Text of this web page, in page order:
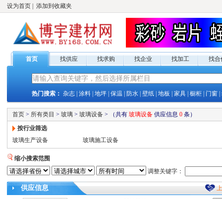
设为首页 添加到收藏夹
首页 找供应 找求购 找企业 找加工 找合
热门搜索： 杂志 涂料 地坪 保温 防水 壁纸 地板 家具 橱柜 门窗
首页 > 所有类目 > 玻璃 > 玻璃设备 > （共有 玻璃设备 供应信息 0 条）
按行业筛选
玻璃生产设备
玻璃施工设备
缩小搜索范围
调整关键字：
供应信息